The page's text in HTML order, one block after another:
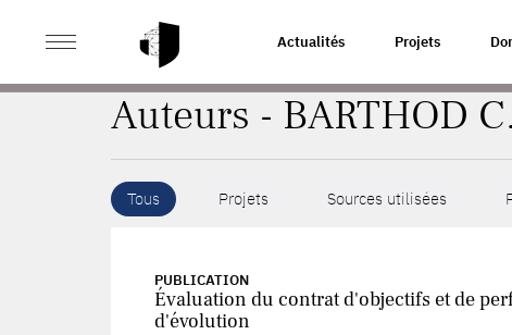
Actualités Projets
ACCUEIL
Auteurs - BARTHOD C.
Tous Projets Sources utilisées
PUBLICATION
Évaluation du contrat d'objectifs et de
d'évolution